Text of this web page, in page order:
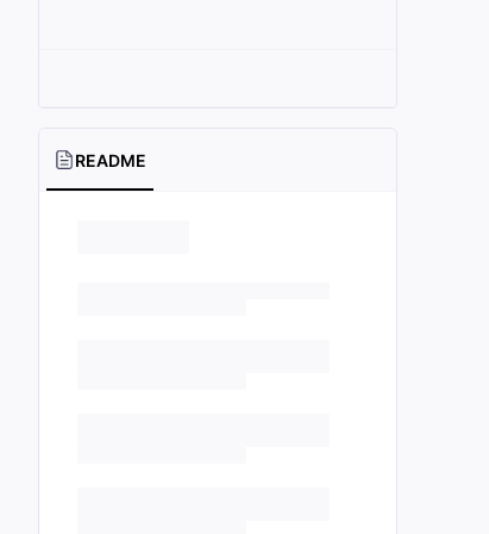
README